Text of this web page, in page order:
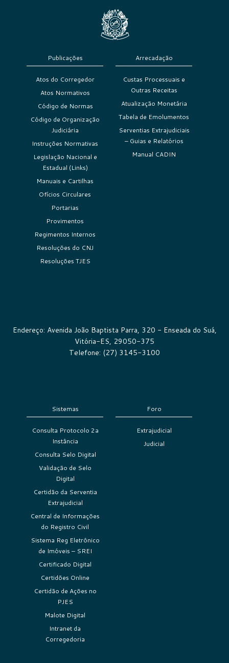
Publicações
Atos do Corregedor
Atos Normativos
Código de Normas
Código de Organização
Judiciária
Instruções Normativas
Legislação Nacional e
Estadual (Links)
Manuais e Cartilhas
Ofícios Circulares
Portarias
Provimentos
Regimentos Internos
Resoluções do CNJ
Resoluções TJES
Arrecadação
Custas Processuais e
Outras Receitas
Atualização Monetária
Tabela de Emolumentos
Serventias Extrajudiciais
– Guias e Relatórios
Manual CADIN
Endereço: Avenida João Baptista Parra, 320 - Enseada do Suá,
Vitória-ES, 29050-375
Telefone: (27) 3145-3100
Sistemas
Consulta Protocolo 2a
Instância
Consulta Selo Digital
Validação de Selo
Digital
Certidão da Serventia
Extrajudicial
Central de Informações
do Registro Civil
Sistema Reg Eletrônico
de Imóveis – SREI
Certificado Digital
Certidões Online
Certidão de Ações no
PJES
Malote Digital
Intranet da
Corregedoria
Foro
Extrajudicial
Judicial